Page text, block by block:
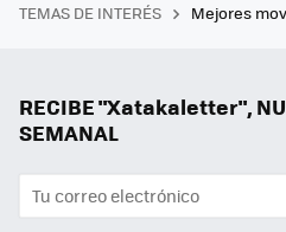
TEMAS DE INTERÉS Mejores
RECIBE "Xatakaletter",
SEMANAL